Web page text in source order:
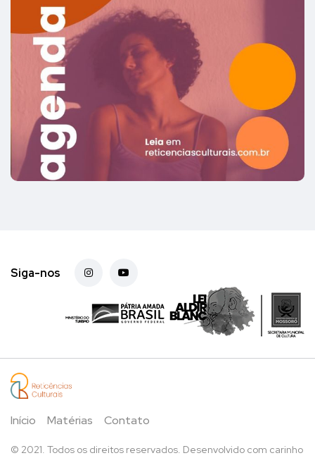
Siga-nos
Início Matérias Contato
© 2021. Todos os direitos reservados. Desenvolvido com carinho